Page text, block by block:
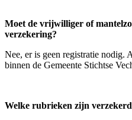
Moet de vrijwilliger of
verzekering?
Nee, er is geen registratie nodig.
binnen de Gemeente Stichtse
Welke rubrieken zijn